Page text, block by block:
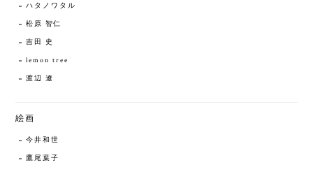
ハタノワタル
松原 智仁
吉田 史
lemon tree
渡辺 遼
絵画
今井和世
鷹尾葉子